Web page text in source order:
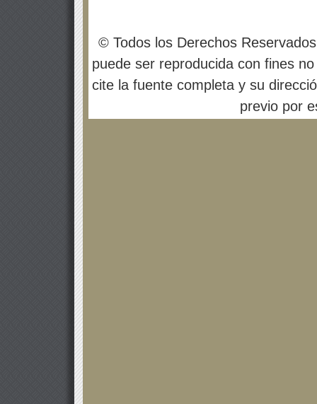
© Todos los Derechos
puede ser reproducida con fines
cite la fuente completa y su
previo por